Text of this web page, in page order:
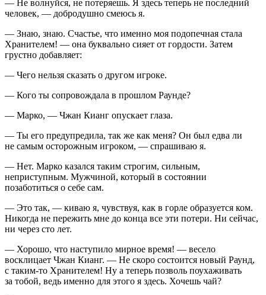
— Не волнуйся, не потеряешь. Я здесь теперь не последний
человек, — добродушно смеюсь я.
— Знаю, знаю. Счастье, что именно моя подопечная стала
Хранителем! — она буквально сияет от гордости. Затем
грустно добавляет:
— Чего нельзя сказать о другом игроке.
— Кого ты сопровождала в прошлом Раунде?
— Марко, — Чжан Кианг опускает глаза.
— Ты его предупредила, так же как меня? Он был едва ли
не самым осторожным игроком, — спрашиваю я.
— Нет. Марко казался таким строгим, сильным,
неприступным. Мужчиной, который в состоянии
позаботиться о себе сам.
— Это так, — киваю я, чувствуя, как в горле образуется ком.
Никогда не пережить мне до конца все эти потери. Ни сейчас,
ни через сто лет.
— Хорошо, что наступило мирное время! — весело
восклицает Чжан Кианг. — Не скоро состоится новый Раунд,
с таким-то Хранителем! Ну а теперь позволь поухаживать
за тобой, ведь именно для этого я здесь. Хочешь чай?